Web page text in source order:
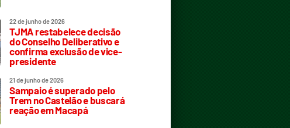
22 de junho de 2026
TJMA restabelece decisão
do Conselho Deliberativo e
confirma exclusão de vice-
presidente
21 de junho de 2026
Sampaio é superado pelo
Trem no Castelão e buscará
reação em Macapá